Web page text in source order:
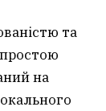
та
на